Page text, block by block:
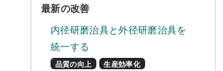
最新の改善
内径研磨治具と外径研磨治具を
統一する
品質の向上 生産効率化